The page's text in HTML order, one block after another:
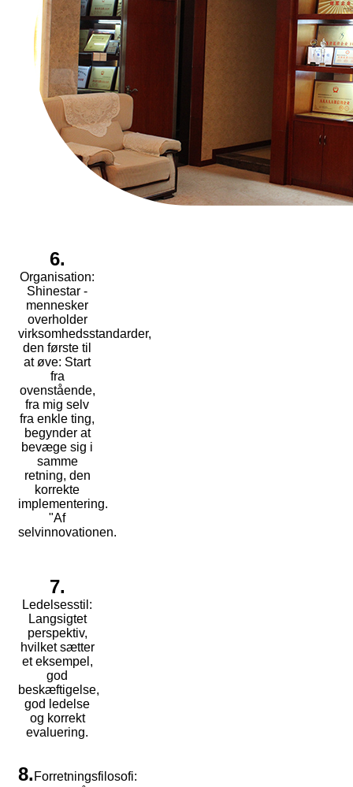
6.
Organisation:
Shinestar -
mennesker
overholder
virksomhedsstandarder,
den første til
at øve: Start
fra
ovenstående,
fra mig selv
fra enkle ting,
begynder at
bevæge sig i
samme
retning, den
korrekte
implementering.
"Af
selvinnovationen.
7.
Ledelsesstil:
Langsigtet
perspektiv,
hvilket sætter
et eksempel,
god
beskæftigelse,
god ledelse
og korrekt
evaluering.
8. Forretningsfilosofi: